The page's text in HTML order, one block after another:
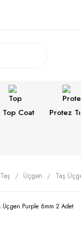
Top Coat Protez
Taş Üçgen Taş